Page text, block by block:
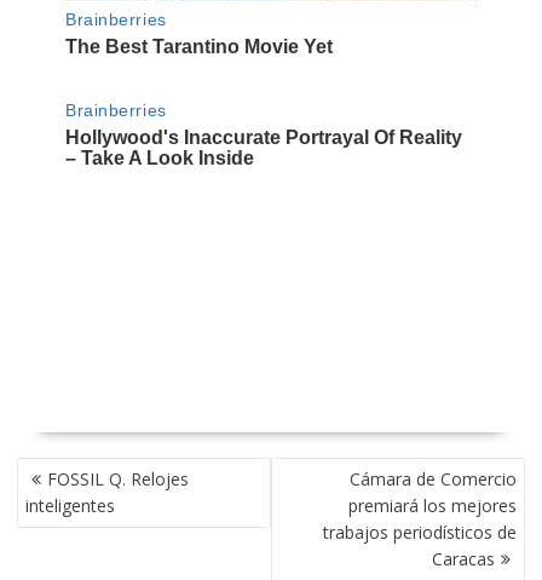
NAVEGACIÓN
DE
ENTRADAS
FOSSIL Q. Relojes
inteligentes
Cámara de Comercio
premiará los mejores
trabajos periodísticos de
Caracas